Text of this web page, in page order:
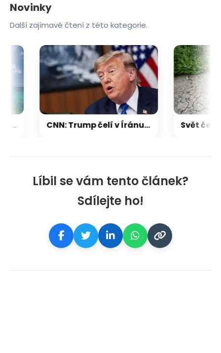
Líbil se vám tento článek?
Sdílejte ho!
Novinky
Další zajímavé čtení z této kategorie.
CNN: Trump čelí v Íránu pasti, do níž se USA dostaly ve Vietnamu či v Afghánistánu